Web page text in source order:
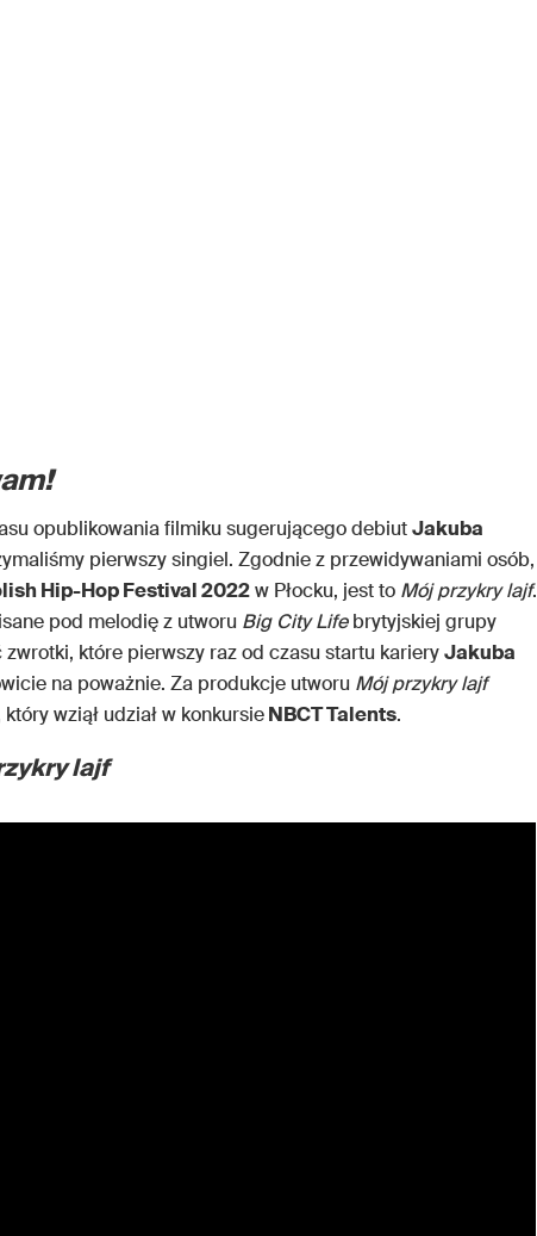
opublikowania filmiku sugerującego debiutJakuba
pierwszy singiel. Zgodnie z przewidywaniami osób,
Hip-Hop Festival 2022w Płocku, jest to Mój przykry lajf.
pod melodię z utworu Big City Lifebrytyjskiej grupy
zwrotki, które pierwszy raz od czasu startu karieryJakuba
na poważnie. Za produkcje utworu Mój przykry lajf
który wziął udział w konkursieNBCT Talents.
lajf